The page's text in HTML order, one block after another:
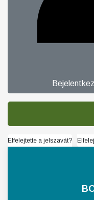
Elfelejtette a jelszavát?